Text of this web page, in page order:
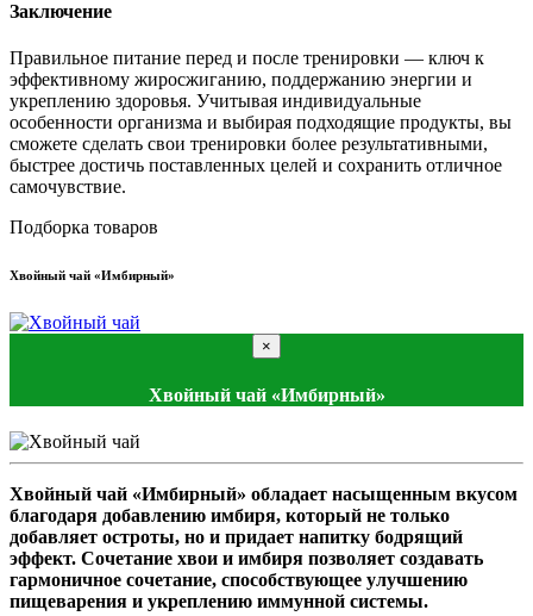
Заключение
Правильное питание перед и после тренировки — ключ к
эффективному жиросжиганию, поддержанию энергии и
укреплению здоровья. Учитывая индивидуальные
особенности организма и выбирая подходящие продукты, вы
сможете сделать свои тренировки более результативными,
быстрее достичь поставленных целей и сохранить отличное
самочувствие.
Подборка товаров
Хвойный чай «Имбирный»
×
Хвойный чай «Имбирный»
Хвойный чай «Имбирный» обладает насыщенным вкусом
благодаря добавлению имбиря, который не только
добавляет остроты, но и придает напитку бодрящий
эффект. Сочетание хвои и имбиря позволяет создавать
гармоничное сочетание, способствующее улучшению
пищеварения и укреплению иммунной системы.